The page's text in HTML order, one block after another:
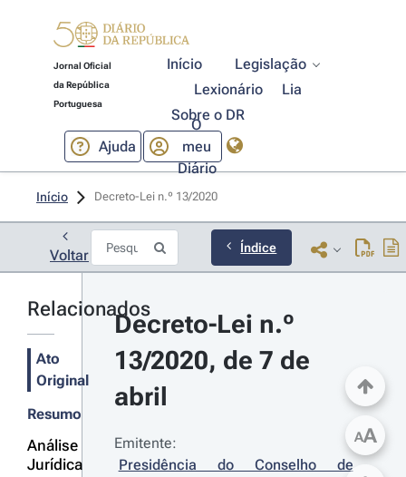
Jornal Oficial
da República
Portuguesa
Início
Legislação
Lexionário
Lia
Sobre o DR
Ajuda
O
meu
Diário
Início Decreto-Lei n.º 13/2020
Voltar Índice
Relacionados
Ato
Original
Resumo
Análise
Jurídica
Decreto-Lei n.º
13/2020, de 7 de
abril
Emitente:
Presidência do Conselho de
AA